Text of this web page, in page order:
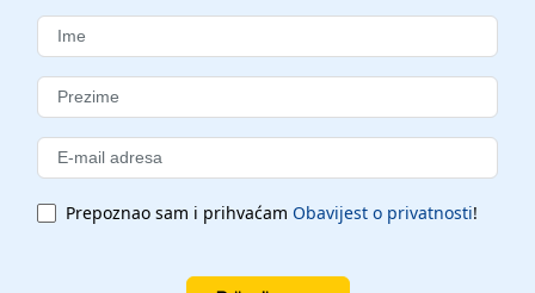
Prepoznao sam i prihvaćam Obavijest o privatnosti!